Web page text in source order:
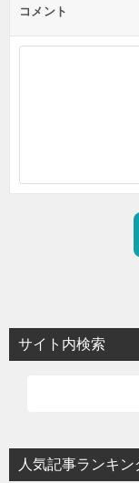
コメント
サイト内検索
人気記事ランキン